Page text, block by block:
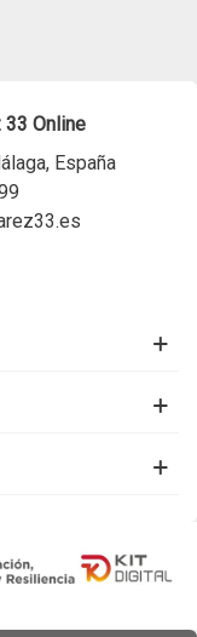
33 Online
España